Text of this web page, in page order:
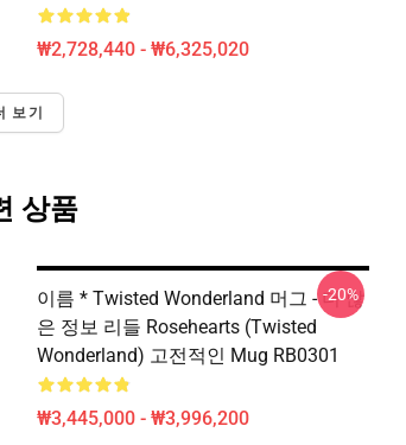
₩2,728,440 - ₩6,325,020
보기
상품
이름 * Twisted Wonderland 머그 - 더 많
은 정보 리들 Rosehearts (Twisted
Wonderland) 고전적인 Mug RB0301
₩3,445,000 - ₩3,996,200
-20%